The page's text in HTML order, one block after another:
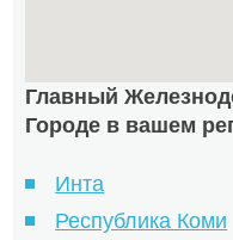
Главный
Городе в вашем
Инта
Республика Коми